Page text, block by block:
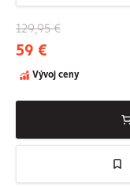
129,95 €
59 €
Vývoj ceny